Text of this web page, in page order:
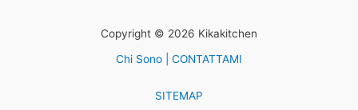
Copyright © 2026 Kikakitchen
Chi Sono | CONTATTAMI
SITEMAP